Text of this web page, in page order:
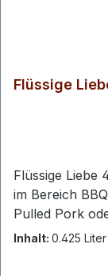
Flüssige
Flüssige Liebe
im Bereich
Pulled Pork
der
Inhalt: 0.425 Liter